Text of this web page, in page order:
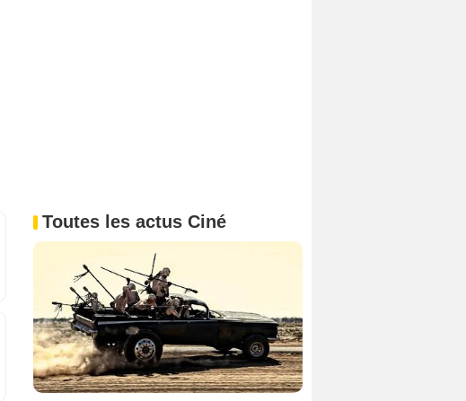
Toutes les actus Ciné